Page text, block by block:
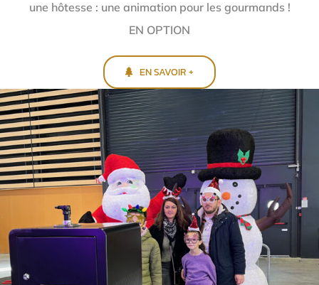
une hôtesse : une animation pour les gourmands !
EN OPTION
EN SAVOIR +